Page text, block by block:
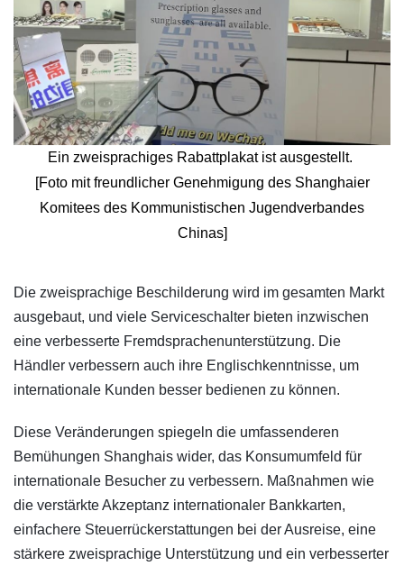
Ein zweisprachiges Rabattplakat ist ausgestellt.
[Foto mit freundlicher Genehmigung des Shanghaier
Komitees des Kommunistischen Jugendverbandes
Chinas]
​Die zweisprachige Beschilderung wird im gesamten Markt
ausgebaut, und viele Serviceschalter bieten inzwischen
eine verbesserte Fremdsprachenunterstützung. Die
Händler verbessern auch ihre Englischkenntnisse, um
internationale Kunden besser bedienen zu können.
Diese Veränderungen spiegeln die umfassenderen
Bemühungen Shanghais wider, das Konsumumfeld für
internationale Besucher zu verbessern. Maßnahmen wie
die verstärkte Akzeptanz internationaler Bankkarten,
einfachere Steuerrückerstattungen bei der Ausreise, eine
stärkere zweisprachige Unterstützung und ein verbesserter